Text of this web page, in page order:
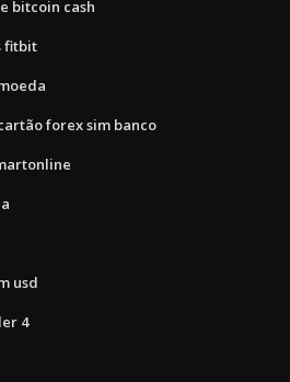
bitcoin cash
fitbit
forex sim banco
usd
4